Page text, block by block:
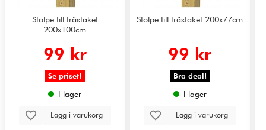
Stolpe till trästaket
200x100cm
99 kr
Se priset!
I lager
Lägg i varukorg
Stolpe till trästaket 200x77cm
99 kr
Bra deal!
I lager
Lägg i varukorg